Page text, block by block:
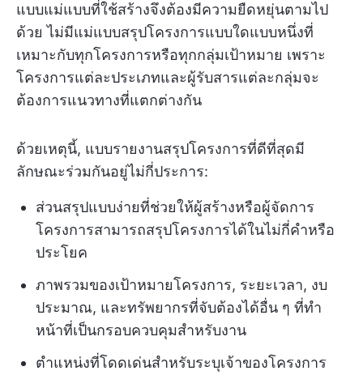
แบบแม่แบบที่ใช้สร้างจึงต้องมีความยืดหยุ่นตามไป
ด้วย ไม่มีแม่แบบสรุปโครงการแบบใดแบบหนึ่งที่
เหมาะกับทุกโครงการหรือทุกกลุ่มเป้าหมาย เพราะ
โครงการแต่ละประเภทและผู้รับสารแต่ละกลุ่มจะ
ต้องการแนวทางที่แตกต่างกัน
ด้วยเหตุนี้, แบบรายงานสรุปโครงการที่ดีที่สุดมี
ลักษณะร่วมกันอยู่ไม่กี่ประการ:
ส่วนสรุปแบบง่ายที่ช่วยให้ผู้สร้างหรือผู้จัดการ
โครงการสามารถสรุปโครงการได้ในไม่กี่คำหรือ
ประโยค
ภาพรวมของเป้าหมายโครงการ, ระยะเวลา, งบ
ประมาณ, และทรัพยากรที่จับต้องได้อื่น ๆ ที่ทำ
หน้าที่เป็นกรอบควบคุมสำหรับงาน
ตำแหน่งที่โดดเด่นสำหรับระบุเจ้าของโครงการ